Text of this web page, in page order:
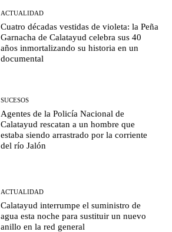
ACTUALIDAD
Cuatro décadas vestidas de violeta: la Peña
Garnacha de Calatayud celebra sus 40
años inmortalizando su historia en un
documental
SUCESOS
Agentes de la Policía Nacional de
Calatayud rescatan a un hombre que
estaba siendo arrastrado por la corriente
del río Jalón
ACTUALIDAD
Calatayud interrumpe el suministro de
agua esta noche para sustituir un nuevo
anillo en la red general